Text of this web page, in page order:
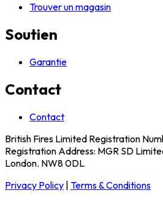
Trouver un magasin
Soutien
Garantie
Contact
Contact
British Fires Limited Registration
Registration Address: MGR SD
London. NW8 0DL
Privacy Policy | Terms & Conditions